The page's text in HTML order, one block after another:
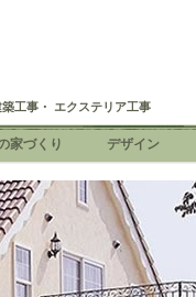
工事・ エクステリア工事
家づくり デザイン